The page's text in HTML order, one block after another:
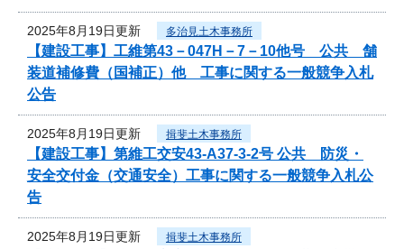
2025年8月19日更新 多治見土木事務所
【建設工事】工維第43－047H－7－10他号 公共 舗
装道補修費（国補正）他 工事に関する一般競争入札
公告
2025年8月19日更新 揖斐土木事務所
【建設工事】第維工交安43-A37-3-2号 公共 防災・
安全交付金（交通安全）工事に関する一般競争入札公
告
2025年8月19日更新 揖斐土木事務所